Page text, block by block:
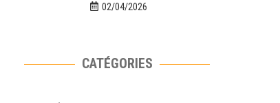
02/04/2026
CATÉGORIES